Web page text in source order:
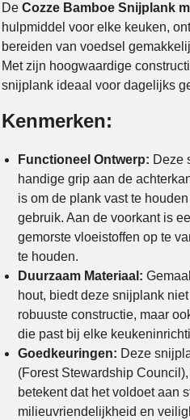
De Cozze Bamboe Snijplank
hulpmiddel voor elke keuken,
bereiden van voedsel
Met zijn hoogwaardige
snijplank ideaal voor dagelijks
Kenmerken:
Functioneel Ontwerp: Deze
handige grip aan de
is om de plank vast te
gebruik. Aan de voorkant is
gemorste vloeistoffen op te
te houden.
Duurzaam Materiaal:
hout, biedt deze snijplank
robuuste constructie, maar
die past bij elke
Goedkeuringen: Deze
(Forest Stewardship
betekent dat het voldoet aan
milieuvriendelijkheid en